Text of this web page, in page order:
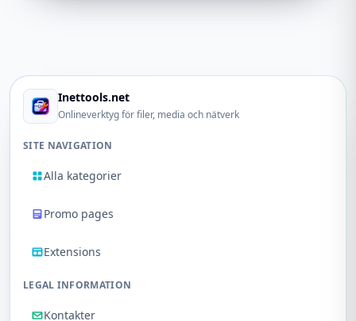
Inettools.net
Onlineverktyg för filer, media och nätverk
SITE NAVIGATION
Alla kategorier
Promo pages
Extensions
LEGAL INFORMATION
Kontakter